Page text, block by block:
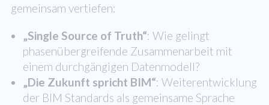
gemeinsam vertiefen:
„Single Source of Truth“: Wie gelingt
phasenübergreifende Zusammenarbeit mit
einem durchgängigen Datenmodell?
„Die Zukunft spricht BIM“: Weiterentwicklung
der BIM Standards als gemeinsame Sprache